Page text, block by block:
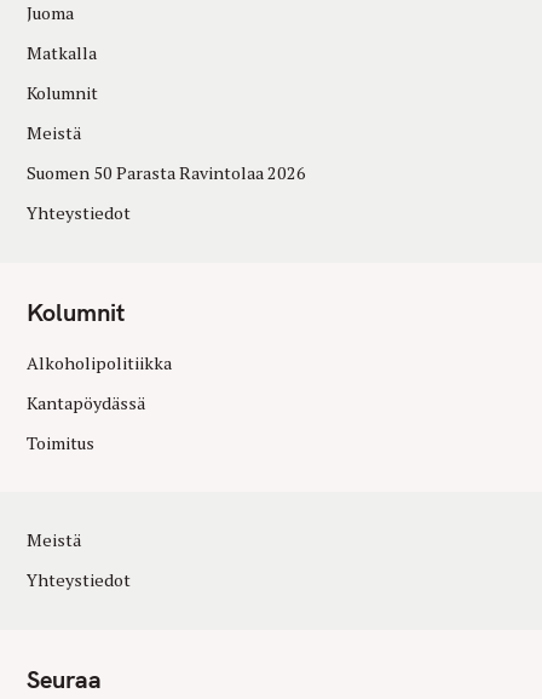
Juoma
Matkalla
Kolumnit
Meistä
Suomen 50 Parasta Ravintolaa 2026
Yhteystiedot
Kolumnit
Alkoholipolitiikka
Kantapöydässä
Toimitus
Meistä
Yhteystiedot
Seuraa